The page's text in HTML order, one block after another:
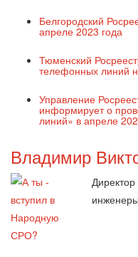
Белгородский
апреле 2023 года
Тюменский
телефонных линий
Управление
информирует о
линий» в апреле
Владимир